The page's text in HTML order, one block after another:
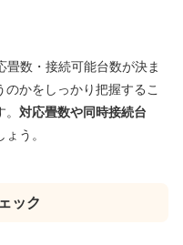
数・接続可能台数が決ま
かをしっかり把握するこ
対応畳数や同時接続台
ょう。
ック